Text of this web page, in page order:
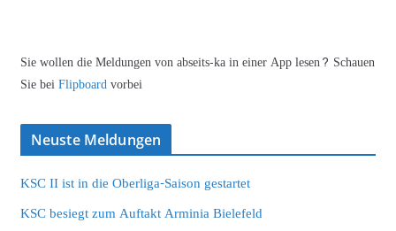
Sie wollen die Meldungen von abseits-ka in einer App lesen? Schauen
Sie beiFlipboardvorbei
Neuste Meldungen
KSC II ist in die Oberliga-Saison gestartet
KSC besiegt zum Auftakt Arminia Bielefeld